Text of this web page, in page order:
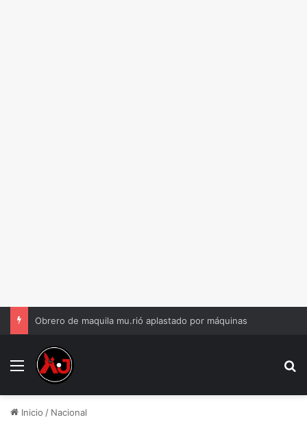
Obrero de maquila mu.rió aplastado por máquinas
Menu
Inicio / Nacional